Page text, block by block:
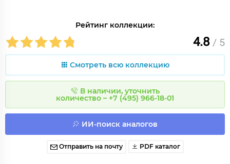
Рейтинг коллекции:
4.8 / 5
Смотреть всю коллекцию
В наличии, уточнить
количество – +7 (495) 966-18-01
ИИ-поиск аналогов
Отправить на почту PDF каталог